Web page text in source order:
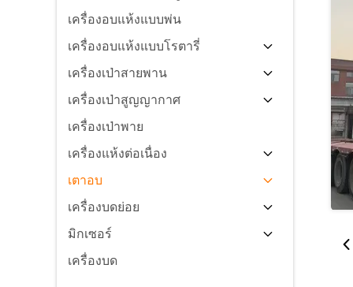
เครื่องอบแห้งแบบพ่น
เครื่องอบแห้งแบบโรตารี่
เครื่องเป่าสายพาน
เครื่องเป่าสูญญากาศ
เครื่องเป่าพาย
เครื่องแห้งต่อเนื่อง
เตาอบ
เครื่องบดย่อย
มิกเซอร์
เครื่องบด